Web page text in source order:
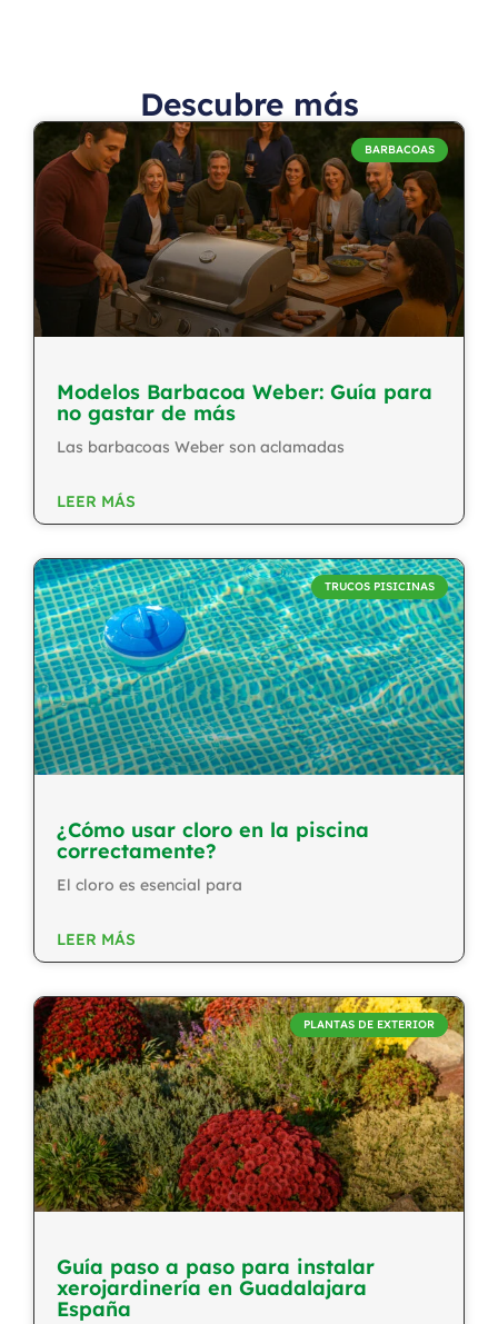
Descubre más
BARBACOAS
Modelos Barbacoa Weber: Guía para
no gastar de más
Las barbacoas Weber son aclamadas
LEER MÁS
TRUCOS PISICINAS
¿Cómo usar cloro en la piscina
correctamente?
El cloro es esencial para
LEER MÁS
PLANTAS DE EXTERIOR
Guía paso a paso para instalar
xerojardinería en Guadalajara
España